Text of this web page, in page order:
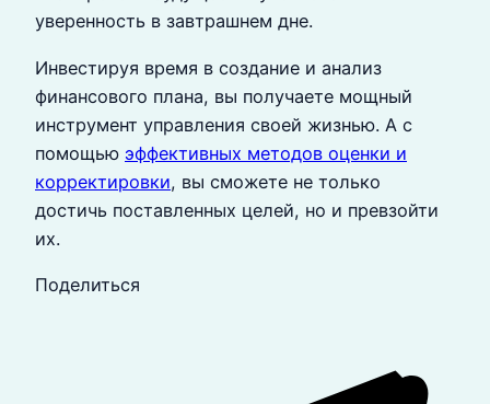
уверенность в завтрашнем дне.
Инвестируя время в создание и анализ
финансового плана, вы получаете мощный
инструмент управления своей жизнью. А с
помощью эффективных методов оценки и
корректировки, вы сможете не только
достичь поставленных целей, но и превзойти
их.
Поделиться